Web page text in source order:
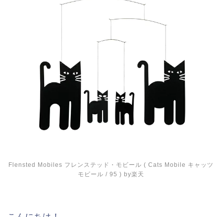
Flensted Mobiles フレンステッド・モビール ( Cats Mobile キャッツ
モビール / 95 ) by楽天